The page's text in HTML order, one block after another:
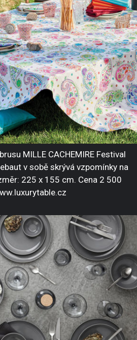
MILLE CACHEMIRE Festival
v sobě skrývá vzpomínky na
225 x 155 cm. Cena 2 500